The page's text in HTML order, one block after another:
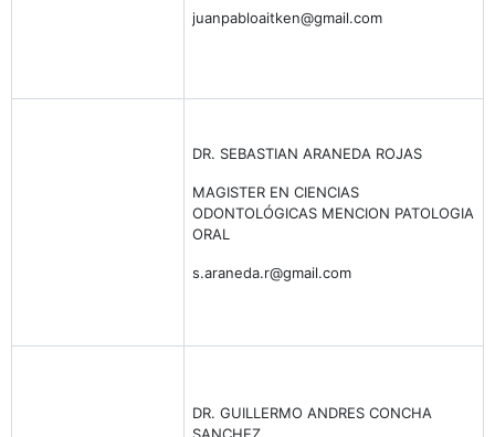
juanpabloaitken@gmail.com
DR. SEBASTIAN ARANEDA ROJAS
MAGISTER EN CIENCIAS
ODONTOLÓGICAS MENCION PATOLOGIA
ORAL
s.araneda.r@gmail.com
DR. GUILLERMO ANDRES CONCHA